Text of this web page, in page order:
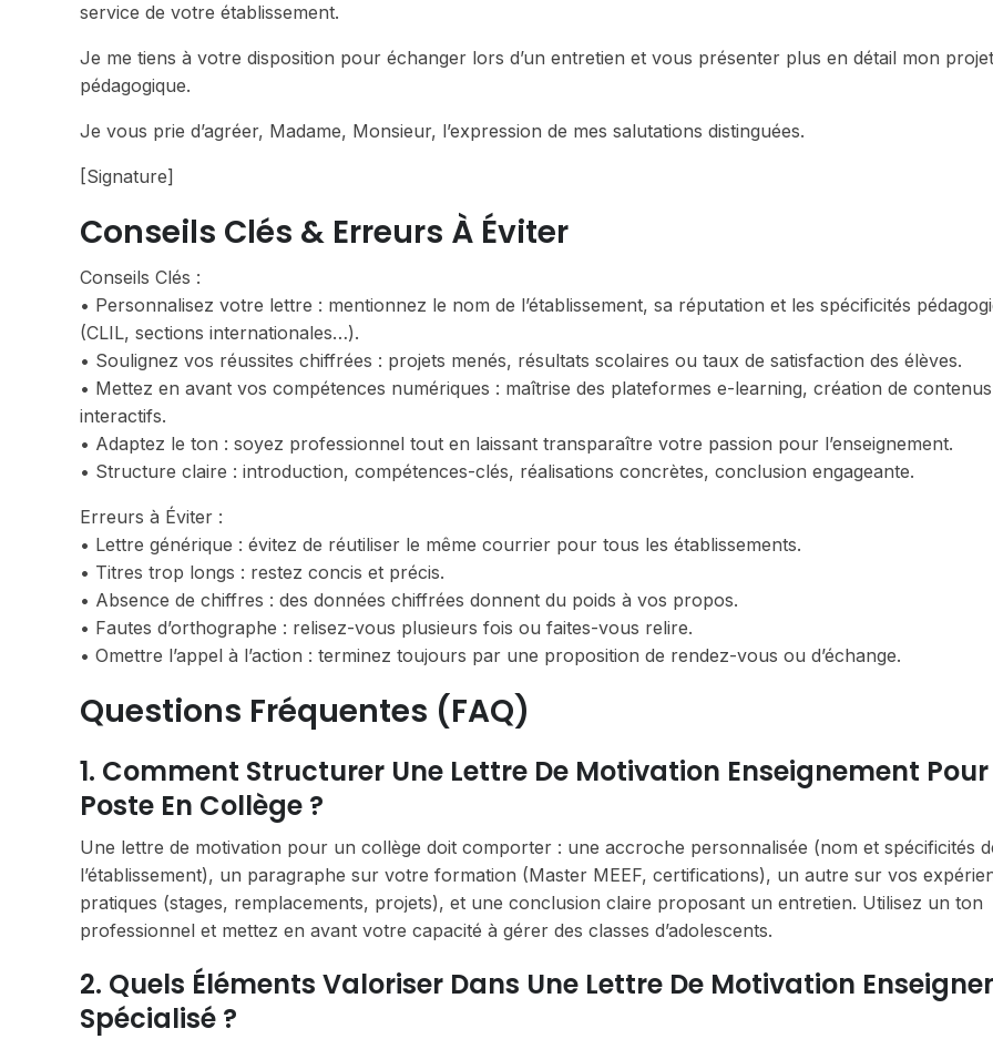
service de votre établissement.
Je me tiens à votre disposition pour échanger lors d’un entretien et vous présenter plus en détail mon projet
pédagogique.
Je vous prie d’agréer, Madame, Monsieur, l’expression de mes salutations distinguées.
[Signature]
Conseils Clés & Erreurs À Éviter
Conseils Clés :
• Personnalisez votre lettre : mentionnez le nom de l’établissement, sa réputation et les spécificités
(CLIL, sections internationales…).
• Soulignez vos réussites chiffrées : projets menés, résultats scolaires ou taux de satisfaction des élèves.
• Mettez en avant vos compétences numériques : maîtrise des plateformes e-learning, création de contenus
interactifs.
• Adaptez le ton : soyez professionnel tout en laissant transparaître votre passion pour l’enseignement.
• Structure claire : introduction, compétences-clés, réalisations concrètes, conclusion engageante.
Erreurs à Éviter :
• Lettre générique : évitez de réutiliser le même courrier pour tous les établissements.
• Titres trop longs : restez concis et précis.
• Absence de chiffres : des données chiffrées donnent du poids à vos propos.
• Fautes d’orthographe : relisez-vous plusieurs fois ou faites-vous relire.
• Omettre l’appel à l’action : terminez toujours par une proposition de rendez-vous ou d’échange.
Questions Fréquentes (FAQ)
1. Comment Structurer Une Lettre De Motivation Enseignement Pour
Poste En Collège ?
Une lettre de motivation pour un collège doit comporter : une accroche personnalisée (nom et spécificités
l’établissement), un paragraphe sur votre formation (Master MEEF, certifications), un autre sur vos
pratiques (stages, remplacements, projets), et une conclusion claire proposant un entretien. Utilisez un ton
professionnel et mettez en avant votre capacité à gérer des classes d’adolescents.
2. Quels Éléments Valoriser Dans Une Lettre De Motivation
Spécialisé ?